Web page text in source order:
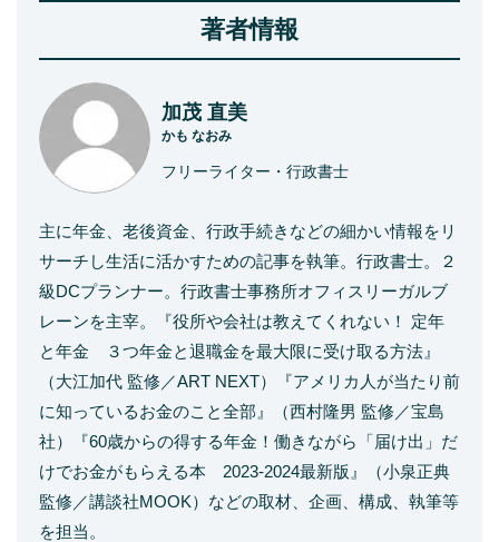
著者情報
加茂 直美
かも なおみ
フリーライター・行政書士
主に年金、老後資金、行政手続きなどの細かい情報をリ
サーチし生活に活かすための記事を執筆。行政書士。２
級DCプランナー。行政書士事務所オフィスリーガルブ
レーンを主宰。『役所や会社は教えてくれない！ 定年
と年金 ３つ年金と退職金を最大限に受け取る方法』
（大江加代 監修／ART NEXT）『アメリカ人が当たり前
に知っているお金のこと全部』（西村隆男 監修／宝島
社）『60歳からの得する年金！働きながら「届け出」だ
けでお金がもらえる本 2023-2024最新版』（小泉正典
監修／講談社MOOK）などの取材、企画、構成、執筆等
を担当。